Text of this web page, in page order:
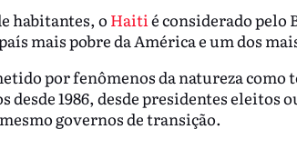
habitantes, o Haiti é considerado pelo
mais pobre da América e um dos
por fenômenos da natureza como
desde 1986, desde presidentes
governos de transição.